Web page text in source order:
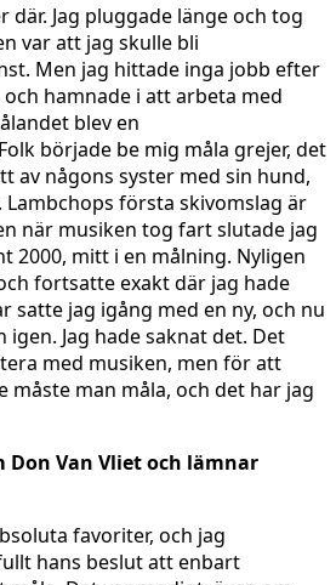
Jag pluggade länge och tog
var att jag skulle bli
Men jag hittade inga jobb efter
hamnade i att arbeta med
blev en
började be mig måla grejer, det
av någons syster med sin hund,
första skivomslag är
när musiken tog fart slutade jag
2000, mitt i en målning. Nyligen
fortsatte exakt där jag hade
satte jag igång med en ny, och nu
Jag hade saknat det. Det
med musiken, men för att
måste man måla, och det har jag
Don Van Vliet och lämnar
favoriter, och jag
hans beslut att enbart